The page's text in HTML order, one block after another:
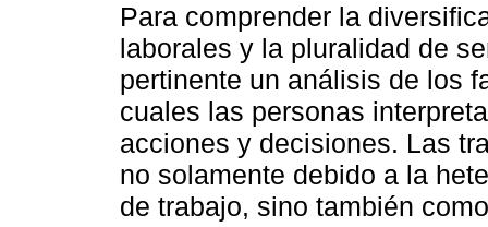
Para comprender la
laborales y la pluralidad de
pertinente un análisis de los
cuales las personas
acciones y decisiones. Las
no solamente debido a la
de trabajo, sino también